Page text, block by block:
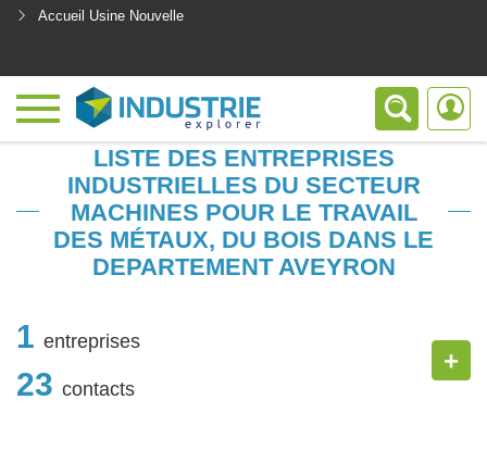
Accueil Usine Nouvelle
LISTE DES ENTREPRISES
INDUSTRIELLES DU SECTEUR
MACHINES POUR LE TRAVAIL
DES MÉTAUX, DU BOIS DANS LE
DEPARTEMENT AVEYRON
1 entreprises
23 contacts
+